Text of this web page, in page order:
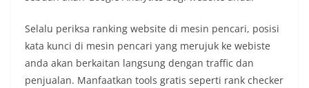
Selalu periksa ranking website di mesin pencari, posisi
kata kunci di mesin pencari yang merujuk ke webiste
anda akan berkaitan langsung dengan traffic dan
penjualan. Manfaatkan tools gratis seperti rank checker